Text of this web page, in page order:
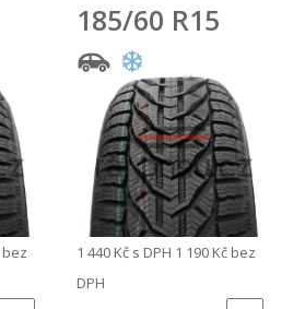
bez
185/60 R15
1 440 Kč s DPH 1 190 Kč bez
DPH